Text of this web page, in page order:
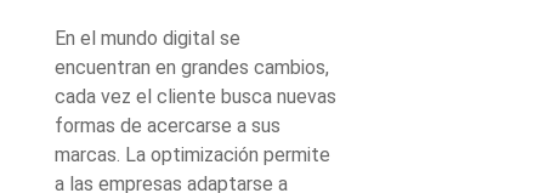
En el mundo digital se
encuentran en grandes cambios,
cada vez el cliente busca nuevas
formas de acercarse a sus
marcas. La optimización permite
a las empresas adaptarse a